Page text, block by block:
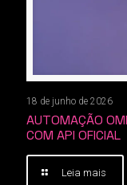
18 de junho de 2026
AUTOMAÇÃO
COM API OFICIAL
Leia mais